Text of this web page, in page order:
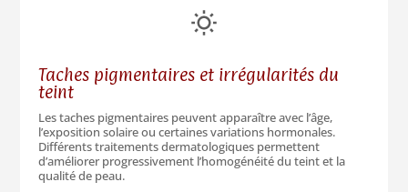
Taches pigmentaires et irrégularités du
teint
Les taches pigmentaires peuvent apparaître avec l’âge,
l’exposition solaire ou certaines variations hormonales.
Différents traitements dermatologiques permettent
d’améliorer progressivement l’homogénéité du teint et la
qualité de peau.